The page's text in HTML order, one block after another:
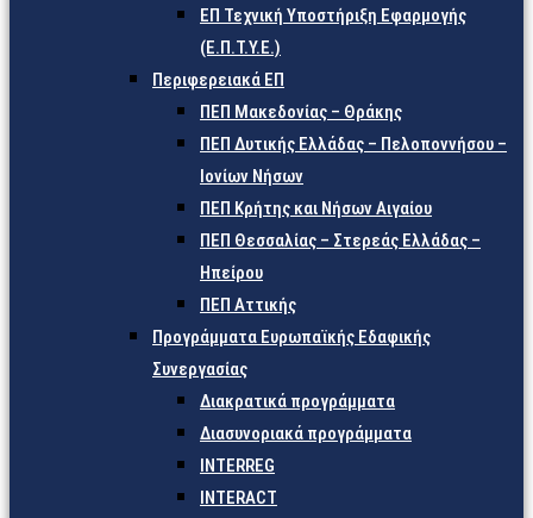
ΕΠ Τεχνική Υποστήριξη Εφαρμογής
(Ε.Π.Τ.Υ.Ε.)
Περιφερειακά ΕΠ
ΠΕΠ Μακεδονίας – Θράκης
ΠΕΠ Δυτικής Ελλάδας – Πελοποννήσου –
Ιονίων Νήσων
ΠΕΠ Κρήτης και Νήσων Αιγαίου
ΠΕΠ Θεσσαλίας – Στερεάς Ελλάδας –
Ηπείρου
ΠΕΠ Αττικής
Προγράμματα Ευρωπαϊκής Εδαφικής
Συνεργασίας
Διακρατικά προγράμματα
Διασυνοριακά προγράμματα
INTERREG
INTERACT